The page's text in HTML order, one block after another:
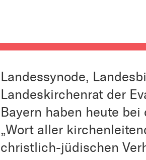
Landessynode,
Landeskirchenrat der
Bayern haben heute
„Wort aller
christlich-jüdischen